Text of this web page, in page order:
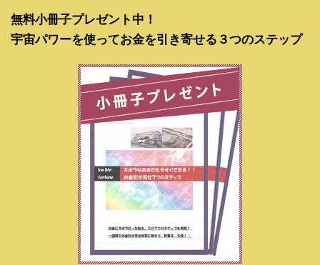
無料小冊子プレゼント中！
宇宙パワーを使ってお金を引き寄せる３つのステップ